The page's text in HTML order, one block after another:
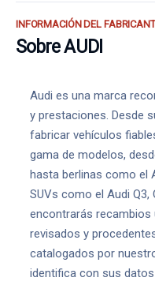
INFORMACIÓN DEL
Sobre AUDI
Audi es una marca
y prestaciones. Desde
fabricar vehículos
gama de modelos,
hasta berlinas como el
SUVs como el Audi Q3,
encontrarás recambios
revisados y
catalogados por
identifica con sus